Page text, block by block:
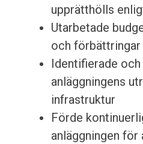
upprätthölls
Utarbetade
och förbättringar
Identifierade
anläggningens
infrastruktur
Förde
anläggningen